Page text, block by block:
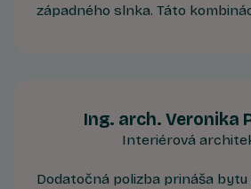
západného slnka. Táto
Ing. arch. Veronika
Interiérová
Dodatočná polizba prináša